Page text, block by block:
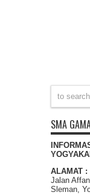
SMA
ALAMAT :
Jalan
Sleman,